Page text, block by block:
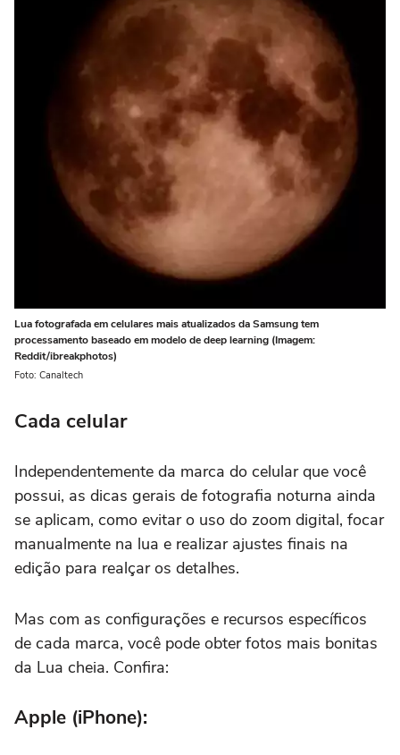
Lua fotografada em celulares mais atualizados da Samsung tem
processamento baseado em modelo de deep learning (Imagem:
Reddit/ibreakphotos)
Foto: Canaltech
Cada celular
Independentemente da marca do celular que você
possui, as dicas gerais de fotografia noturna ainda
se aplicam, como evitar o uso do zoom digital, focar
manualmente na lua e realizar ajustes finais na
edição para realçar os detalhes.
Mas com as configurações e recursos específicos
de cada marca, você pode obter fotos mais bonitas
da Lua cheia. Confira:
Apple (iPhone):